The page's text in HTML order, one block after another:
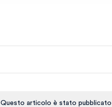
Questo articolo è stato pubblicato